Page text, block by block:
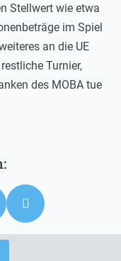
Stellwert wie etwa
im Spiel
an die UE
Turnier,
des MOBA tue